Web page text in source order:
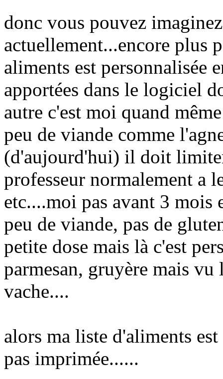
donc vous pouvez
actuellement...encore plus
aliments est personnalisée
apportées dans le logiciel
autre c'est moi quand
peu de viande comme
(d'aujourd'hui) il doit
professeur normalement a
etc....moi pas avant 3 mois
peu de viande, pas de
petite dose mais là c'est
parmesan, gruyère mais vu
vache....
alors ma liste d'aliments
pas imprimée......